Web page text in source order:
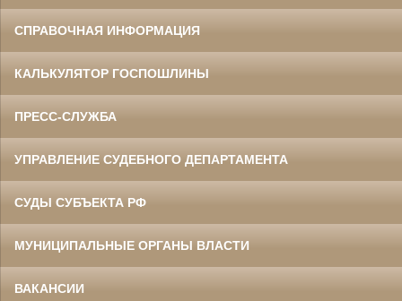
СПРАВОЧНАЯ ИНФОРМАЦИЯ
КАЛЬКУЛЯТОР ГОСПОШЛИНЫ
ПРЕСС-СЛУЖБА
УПРАВЛЕНИЕ СУДЕБНОГО ДЕПАРТАМЕНТА
СУДЫ СУБЪЕКТА РФ
МУНИЦИПАЛЬНЫЕ ОРГАНЫ ВЛАСТИ
ВАКАНСИИ